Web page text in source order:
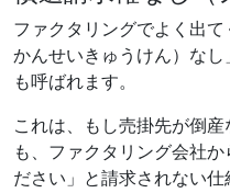
ファクタリングでよく出
かんせいきゅうけん）な
も呼ばれます。
これは、もし売掛先が倒
も、ファクタリング会社
ださい」と請求されない仕